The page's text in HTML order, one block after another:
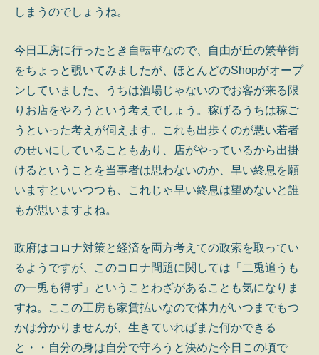
しまうのでしょうね。
今日工房に行ったとき自転車なので、自由が丘の繁華街
をちょっと覗いてみましたが、ほとんどのShopがオープ
ンしていました、うちは酒場じゃないのでお客が来る限
りお店をやろうという考えでしょう。稼げるうちは稼ご
うといった考えが伺えます。これも出歩くのが悪い若者
のせいにしていることもあり、店がやっているから出掛
けるということを当事者は思わないのか、早い終息を願
いますといいつつも、これじゃ早い終息は望めないと誰
もが思いますよね。
政府はコロナ対策と経済を両方考えての政索を取ってい
るようですが、このコロナ問題に関しては「二兎追うも
の一兎も得ず」ということわざがあることも気になりま
すね。ここの工房も家賃払いなので体力がいつまでもつ
かは分かりませんが、生きていればまた何かできる
と・・自分の身は自分で守ろうと決めた今日この頃で